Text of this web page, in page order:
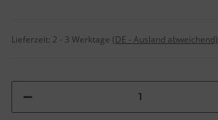
Lieferzeit: 2 - 3 Werktage (DE - Ausland abweichend)